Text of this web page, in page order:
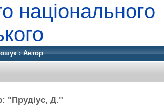
національного
: Автор
"Прудіус, Д."